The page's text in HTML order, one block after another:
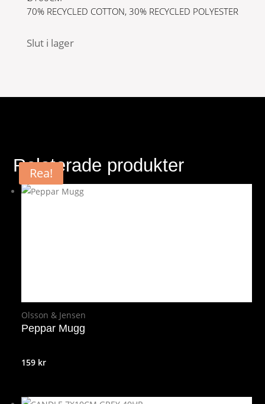
70% RECYCLED COTTON, 30% RECYCLED POLYESTER
Slut i lager
Relaterade produkter
Olsson & Jensen
Peppar Mugg
159 kr
Rea!